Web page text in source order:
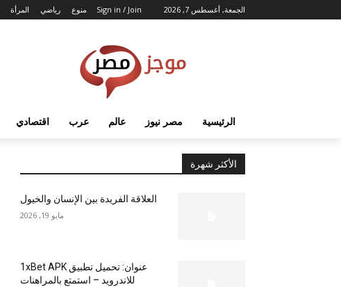
الجمعة, أغسطس 7, 2026 Sign in / Join المرأة رياضي منوع
الرئيسية مصر نيوز عالم عرب اقتصادي
الأكثر شهرة
العلاقة الفريدة بين الإنسان والخيول
مايو 19, 2026
عنوان: تحميل تطبيق 1xBet APK
للاندرويد – استمتع بالمراهنات